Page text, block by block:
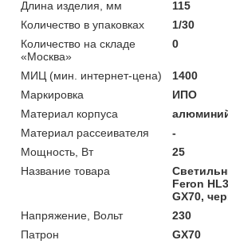
Длина изделия, мм
115
Количество в упаковках
1/30
Количество на складе
«Москва»
0
МИЦ (мин. интернет-цена)
1400
Маркировка
ИПО
Материал корпуса
Материал рассеивателя
-
Мощность, Вт
25
Название товара
Feron
GX70,
Напряжение, Вольт
230
Патрон
GX70